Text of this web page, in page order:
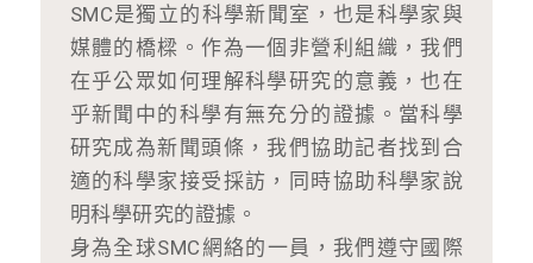
SMC是獨立的科學新聞室，也是科學家與
媒體的橋樑。作為一個非營利組織，我們
在乎公眾如何理解科學研究的意義，也在
乎新聞中的科學有無充分的證據。當科學
研究成為新聞頭條，我們協助記者找到合
適的科學家接受採訪，同時協助科學家說
明科學研究的證據。
身為全球SMC網絡的一員，我們遵守國際